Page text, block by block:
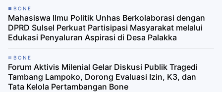
BONE
Mahasiswa Ilmu Politik Unhas Berkolaborasi dengan
DPRD Sulsel Perkuat Partisipasi Masyarakat melalui
Edukasi Penyaluran Aspirasi di Desa Palakka
BONE
Forum Aktivis Milenial Gelar Diskusi Publik Tragedi
Tambang Lampoko, Dorong Evaluasi Izin, K3, dan
Tata Kelola Pertambangan Bone